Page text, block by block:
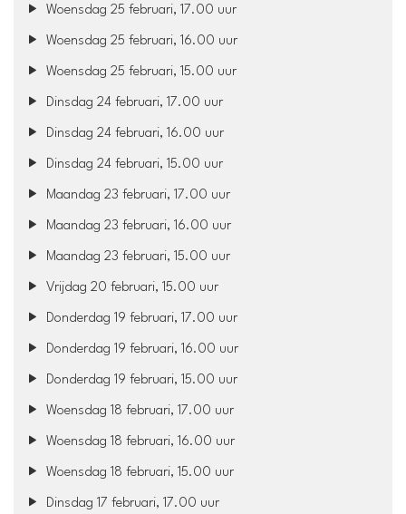
Woensdag 25 februari, 17.00 uur
Woensdag 25 februari, 16.00 uur
Woensdag 25 februari, 15.00 uur
Dinsdag 24 februari, 17.00 uur
Dinsdag 24 februari, 16.00 uur
Dinsdag 24 februari, 15.00 uur
Maandag 23 februari, 17.00 uur
Maandag 23 februari, 16.00 uur
Maandag 23 februari, 15.00 uur
Vrijdag 20 februari, 15.00 uur
Donderdag 19 februari, 17.00 uur
Donderdag 19 februari, 16.00 uur
Donderdag 19 februari, 15.00 uur
Woensdag 18 februari, 17.00 uur
Woensdag 18 februari, 16.00 uur
Woensdag 18 februari, 15.00 uur
Dinsdag 17 februari, 17.00 uur